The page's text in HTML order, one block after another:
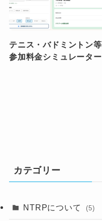
テニス・バドミントン等
参加料金シミュレーター
カテゴリー
NTRPについて (5)